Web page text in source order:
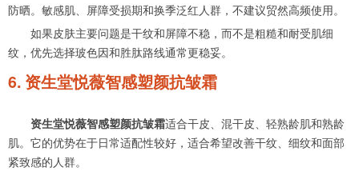
防晒。敏感肌、屏障受损期和换季泛红人群，不建议贸然高频使用。
如果皮肤主要问题是干纹和屏障不稳，而不是粗糙和耐受肌细
纹，优先选择玻色因和胜肽路线通常更稳妥。
6. 资生堂悦薇智感塑颜抗皱霜
资生堂悦薇智感塑颜抗皱霜适合干皮、混干皮、轻熟龄肌和熟龄
肌。它的优势在于日常适配性较好，适合希望改善干纹、细纹和面部
紧致感的人群。